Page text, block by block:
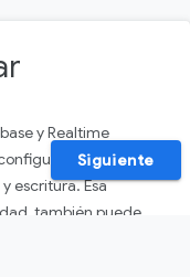
y Realtime
que
escritura. Esa
también puede
Es una de las
Siguiente